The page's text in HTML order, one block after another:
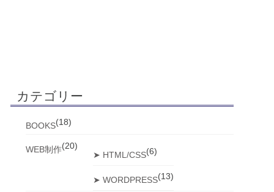
カテゴリー
BOOKS(18)
WEB制作(20)
➤ HTML/CSS(6)
➤ WORDPRESS(13)